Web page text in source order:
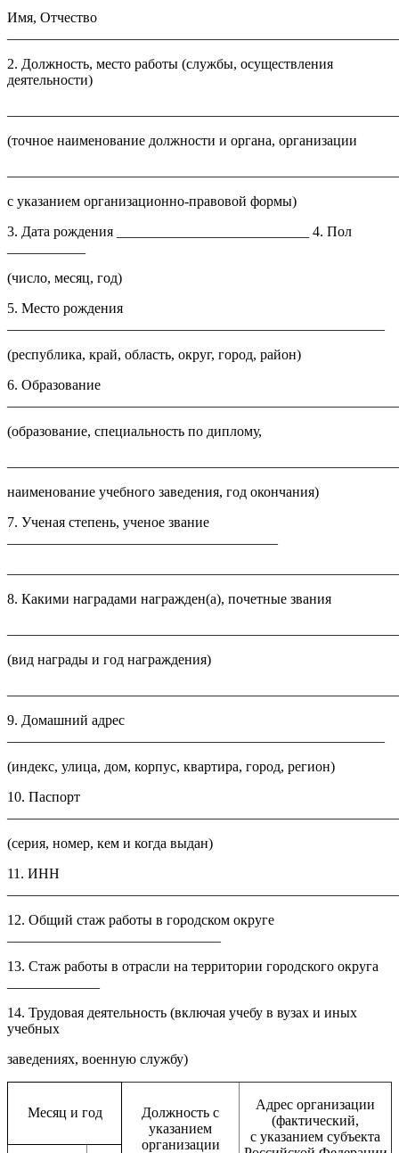
Имя, Отчество
2. Должность, место работы (службы, осуществления
деятельности)
(точное наименование должности и органа, организации
с указанием организационно-правовой формы)
3. Дата рождения ___________________________ 4. Пол
(число, месяц, год)
5. Место рождения
(республика, край, область, округ, город, район)
6. Образование
(образование, специальность по диплому,
наименование учебного заведения, год окончания)
7. Ученая степень, ученое звание
8. Какими наградами награжден(а), почетные звания
(вид награды и год награждения)
9. Домашний адрес
(индекс, улица, дом, корпус, квартира, город, регион)
10. Паспорт
(серия, номер, кем и когда выдан)
11. ИНН
12. Общий стаж работы в городском округе
13. Стаж работы в отрасли на территории городского округа
14. Трудовая деятельность (включая учебу в вузах и иных
учебных
заведениях, военную службу)
Месяц и год
Должность с
указанием
организации
Адрес организации
(фактический,
с указанием субъекта